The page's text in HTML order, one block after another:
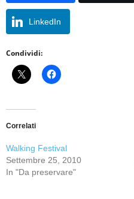
LinkedIn
Condividi:
Correlati
Walking Festival
Settembre 25, 2010
In "Da preservare"